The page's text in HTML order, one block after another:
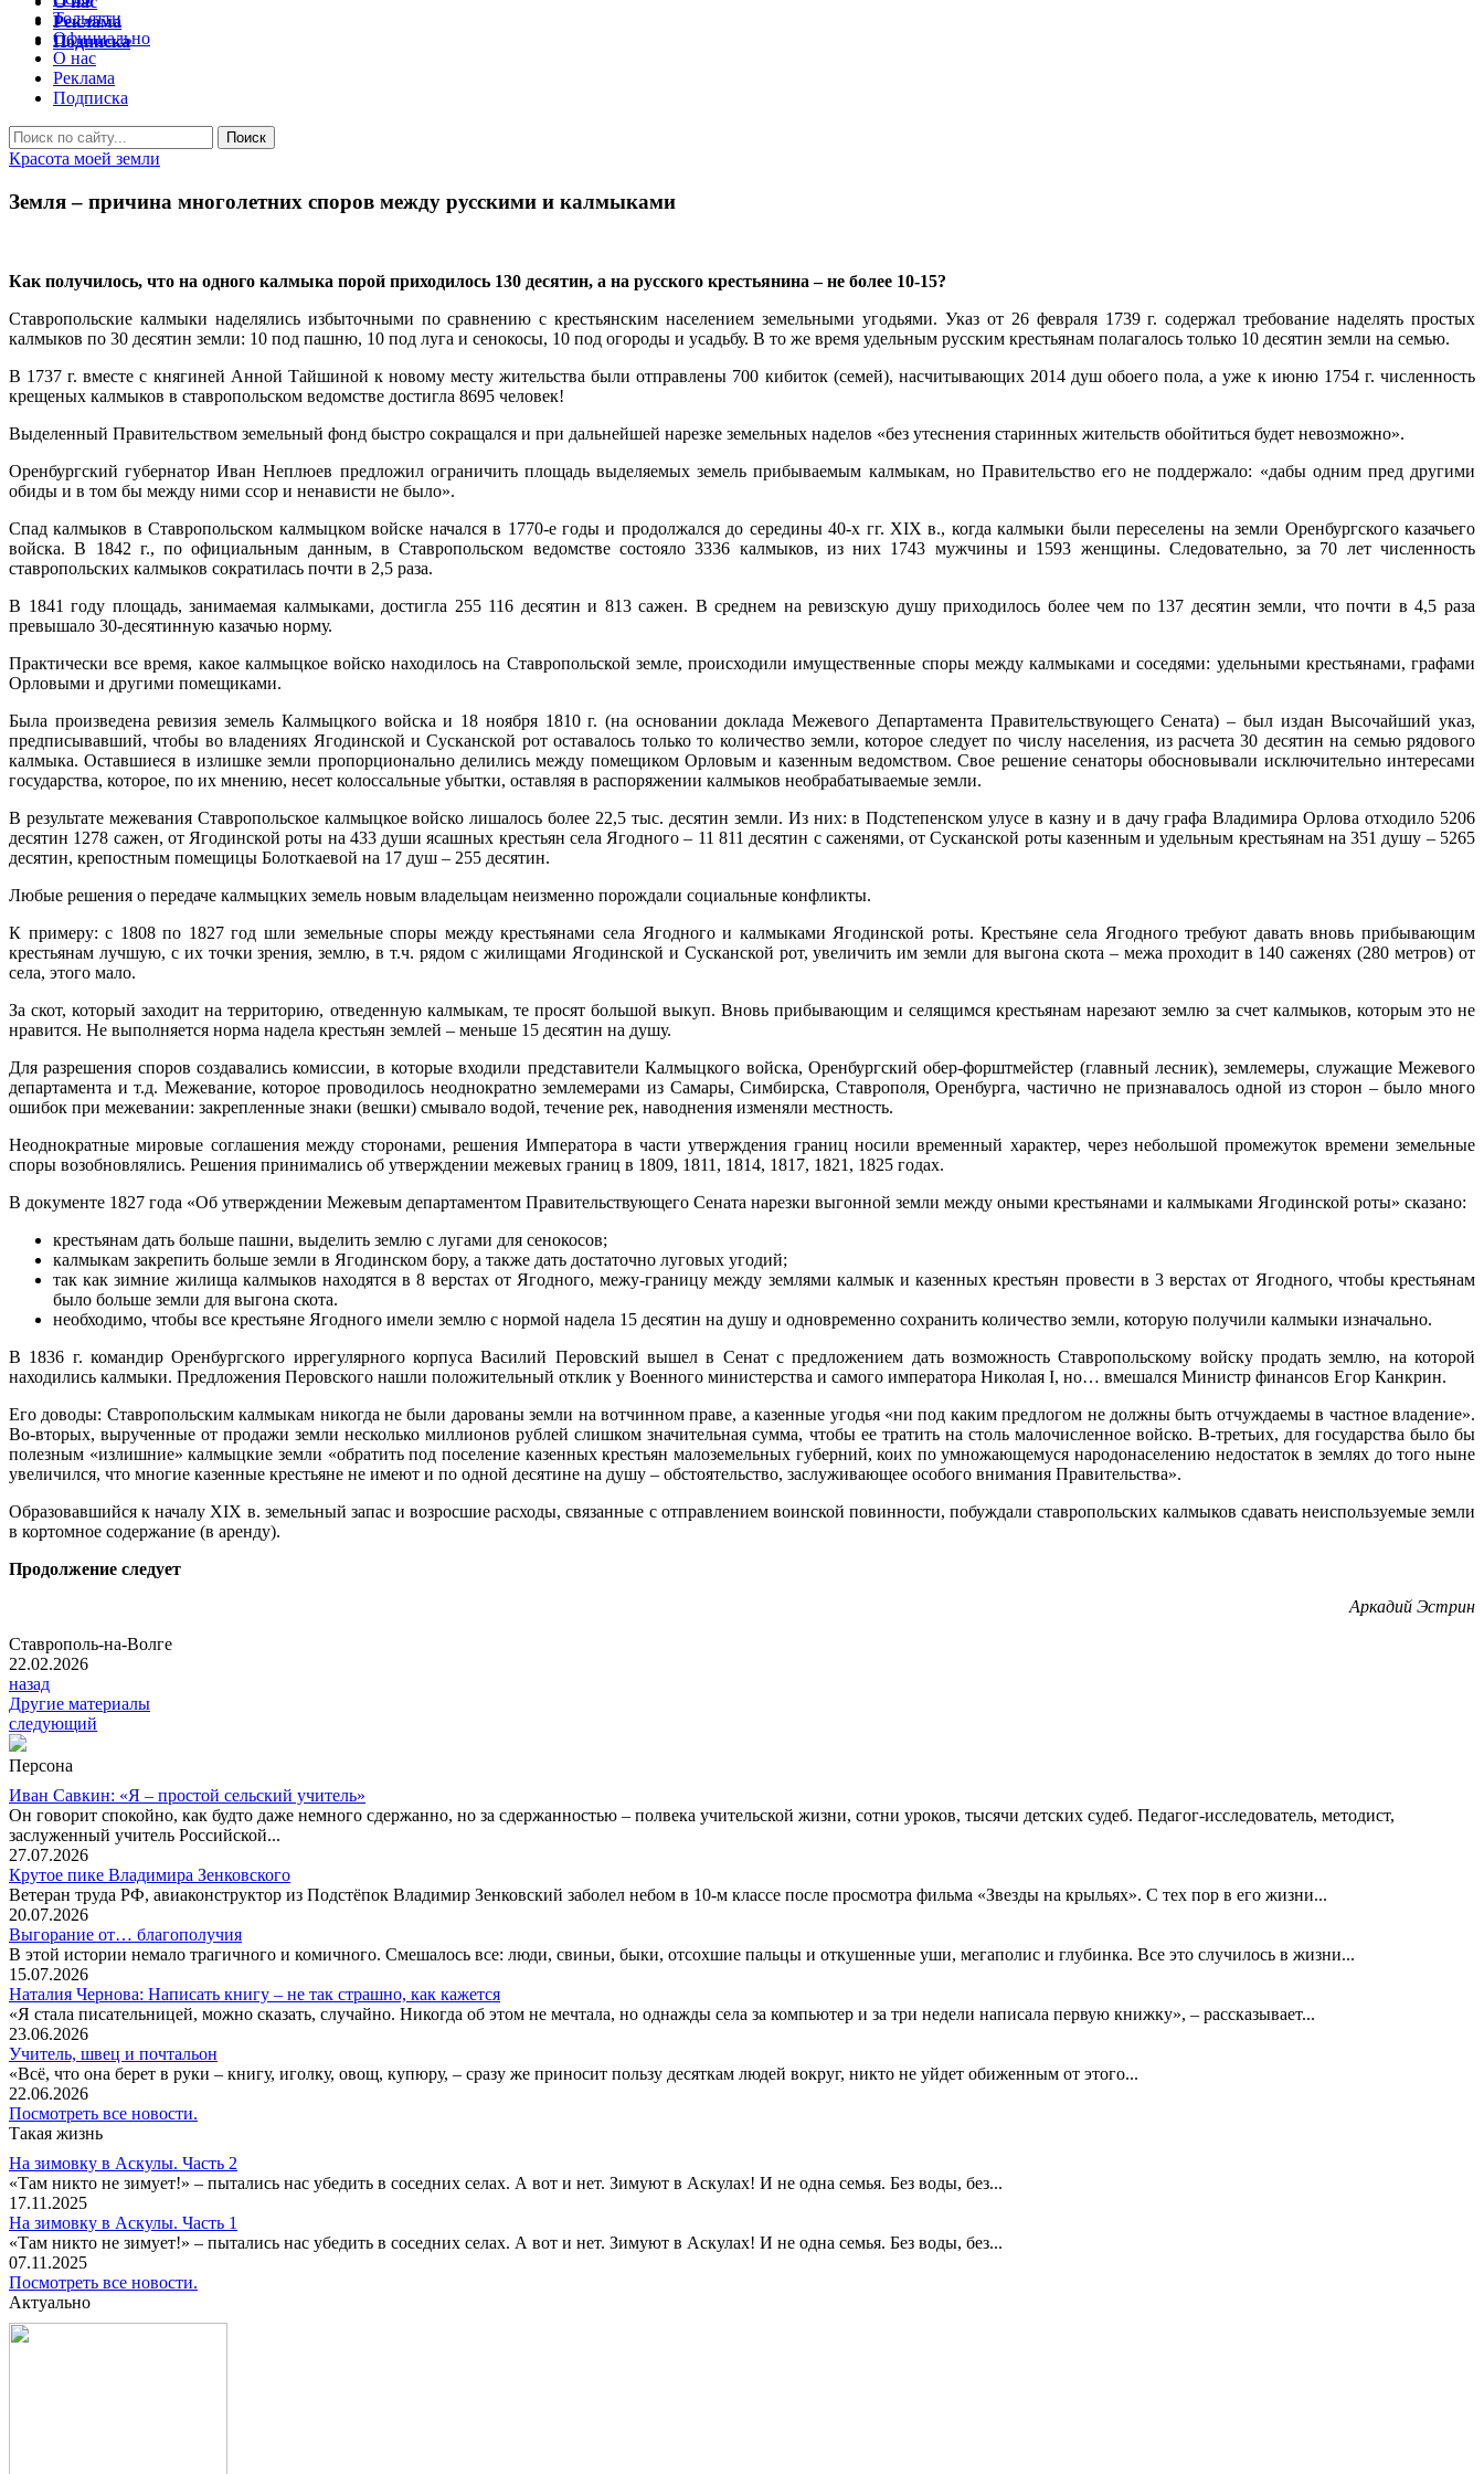
Тольятти
Официально
О нас
Реклама
Подписка
Красота моей земли
Земля – причина многолетних споров между русскими и калмыками
Как получилось, что на одного калмыка порой приходилось 130 десятин, а на русского крестьянина – не более 10-15?
Ставропольские калмыки наделялись избыточными по сравнению с крестьянским населением земельными угодьями. Указ от 26 февраля 1739 г. содержал требование наделять простых
калмыков по 30 десятин земли: 10 под пашню, 10 под луга и сенокосы, 10 под огороды и усадьбу. В то же время удельным русским крестьянам полагалось только 10 десятин земли на семью.
В 1737 г. вместе с княгиней Анной Тайшиной к новому месту жительства были отправлены 700 кибиток (семей), насчитывающих 2014 душ обоего пола, а уже к июню 1754 г. численность
крещеных калмыков в ставропольском ведомстве достигла 8695 человек!
Выделенный Правительством земельный фонд быстро сокращался и при дальнейшей нарезке земельных наделов «без утеснения старинных жительств обойтиться будет невозможно».
Оренбургский губернатор Иван Неплюев предложил ограничить площадь выделяемых земель прибываемым калмыкам, но Правительство его не поддержало: «дабы одним пред другими
обиды и в том бы между ними ссор и ненависти не было».
Спад калмыков в Ставропольском калмыцком войске начался в 1770-е годы и продолжался до середины 40-х гг. XIX в., когда калмыки были переселены на земли Оренбургского казачьего
войска. В 1842 г., по официальным данным, в Ставропольском ведомстве состояло 3336 калмыков, из них 1743 мужчины и 1593 женщины. Следовательно, за 70 лет численность
ставропольских калмыков сократилась почти в 2,5 раза.
В 1841 году площадь, занимаемая калмыками, достигла 255 116 десятин и 813 сажен. В среднем на ревизскую душу приходилось более чем по 137 десятин земли, что почти в 4,5 раза
превышало 30-десятинную казачью норму.
Практически все время, какое калмыцкое войско находилось на Ставропольской земле, происходили имущественные споры между калмыками и соседями: удельными крестьянами, графами
Орловыми и другими помещиками.
Была произведена ревизия земель Калмыцкого войска и 18 ноября 1810 г. (на основании доклада Межевого Департамента Правительствующего Сената) – был издан Высочайший указ,
предписывавший, чтобы во владениях Ягодинской и Сусканской рот оставалось только то количество земли, которое следует по числу населения, из расчета 30 десятин на семью рядового
калмыка. Оставшиеся в излишке земли пропорционально делились между помещиком Орловым и казенным ведомством. Свое решение сенаторы обосновывали исключительно интересами
государства, которое, по их мнению, несет колоссальные убытки, оставляя в распоряжении калмыков необрабатываемые земли.
В результате межевания Ставропольское калмыцкое войско лишалось более 22,5 тыс. десятин земли. Из них: в Подстепенском улусе в казну и в дачу графа Владимира Орлова отходило 5206
десятин 1278 сажен, от Ягодинской роты на 433 души ясашных крестьян села Ягодного – 11 811 десятин с саженями, от Сусканской роты казенным и удельным крестьянам на 351 душу – 5265
десятин, крепостным помещицы Болоткаевой на 17 душ – 255 десятин.
Любые решения о передаче калмыцких земель новым владельцам неизменно порождали социальные конфликты.
К примеру: с 1808 по 1827 год шли земельные споры между крестьянами села Ягодного и калмыками Ягодинской роты. Крестьяне села Ягодного требуют давать вновь прибывающим
крестьянам лучшую, с их точки зрения, землю, в т.ч. рядом с жилищами Ягодинской и Сусканской рот, увеличить им земли для выгона скота – межа проходит в 140 саженях (280 метров) от
села, этого мало.
За скот, который заходит на территорию, отведенную калмыкам, те просят большой выкуп. Вновь прибывающим и селящимся крестьянам нарезают землю за счет калмыков, которым это не
нравится. Не выполняется норма надела крестьян землей – меньше 15 десятин на душу.
Для разрешения споров создавались комиссии, в которые входили представители Калмыцкого войска, Оренбургский обер-форштмейстер (главный лесник), землемеры, служащие Межевого
департамента и т.д. Межевание, которое проводилось неоднократно землемерами из Самары, Симбирска, Ставрополя, Оренбурга, частично не признавалось одной из сторон – было много
ошибок при межевании: закрепленные знаки (вешки) смывало водой, течение рек, наводнения изменяли местность.
Неоднократные мировые соглашения между сторонами, решения Императора в части утверждения границ носили временный характер, через небольшой промежуток времени земельные
споры возобновлялись. Решения принимались об утверждении межевых границ в 1809, 1811, 1814, 1817, 1821, 1825 годах.
В документе 1827 года «Об утверждении Межевым департаментом Правительствующего Сената нарезки выгонной земли между оными крестьянами и калмыками Ягодинской роты» сказано:
крестьянам дать больше пашни, выделить землю с лугами для сенокосов;
калмыкам закрепить больше земли в Ягодинском бору, а также дать достаточно луговых угодий;
так как зимние жилища калмыков находятся в 8 верстах от Ягодного, межу-границу между землями калмык и казенных крестьян провести в 3 верстах от Ягодного, чтобы крестьянам
было больше земли для выгона скота.
необходимо, чтобы все крестьяне Ягодного имели землю с нормой надела 15 десятин на душу и одновременно сохранить количество земли, которую получили калмыки изначально.
В 1836 г. командир Оренбургского иррегулярного корпуса Василий Перовский вышел в Сенат с предложением дать возможность Ставропольскому войску продать землю, на которой
находились калмыки. Предложения Перовского нашли положительный отклик у Военного министерства и самого императора Николая I, но… вмешался Министр финансов Егор Канкрин.
Его доводы: Ставропольским калмыкам никогда не были дарованы земли на вотчинном праве, а казенные угодья «ни под каким предлогом не должны быть отчуждаемы в частное владение».
Во-вторых, вырученные от продажи земли несколько миллионов рублей слишком значительная сумма, чтобы ее тратить на столь малочисленное войско. В-третьих, для государства было бы
полезным «излишние» калмыцкие земли «обратить под поселение казенных крестьян малоземельных губерний, коих по умножающемуся народонаселению недостаток в землях до того ныне
увеличился, что многие казенные крестьяне не имеют и по одной десятине на душу – обстоятельство, заслуживающее особого внимания Правительства».
Образовавшийся к началу XIX в. земельный запас и возросшие расходы, связанные с отправлением воинской повинности, побуждали ставропольских калмыков сдавать неиспользуемые земли
в кортомное содержание (в аренду).
Продолжение следует
Аркадий Эстрин
Ставрополь-на-Волге
22.02.2026
назад
Другие материалы
следующий
Персона
Иван Савкин: «Я – простой сельский учитель»
Он говорит спокойно, как будто даже немного сдержанно, но за сдержанностью – полвека учительской жизни, сотни уроков, тысячи детских судеб. Педагог-исследователь, методист,
заслуженный учитель Российской...
27.07.2026
Крутое пике Владимира Зенковского
Ветеран труда РФ, авиаконструктор из Подстёпок Владимир Зенковский заболел небом в 10-м классе после просмотра фильма «Звезды на крыльях». С тех пор в его жизни...
20.07.2026
Выгорание от… благополучия
В этой истории немало трагичного и комичного. Смешалось все: люди, свиньи, быки, отсохшие пальцы и откушенные уши, мегаполис и глубинка. Все это случилось в жизни...
15.07.2026
Наталия Чернова: Написать книгу – не так страшно, как кажется
«Я стала писательницей, можно сказать, случайно. Никогда об этом не мечтала, но однажды села за компьютер и за три недели написала первую книжку», – рассказывает...
23.06.2026
Учитель, швец и почтальон
«Всё, что она берет в руки – книгу, иголку, овощ, купюру, – сразу же приносит пользу десяткам людей вокруг, никто не уйдет обиженным от этого...
22.06.2026
Посмотреть все новости.
Такая жизнь
На зимовку в Аскулы. Часть 2
«Там никто не зимует!» – пытались нас убедить в соседних селах. А вот и нет. Зимуют в Аскулах! И не одна семья. Без воды, без...
17.11.2025
На зимовку в Аскулы. Часть 1
«Там никто не зимует!» – пытались нас убедить в соседних селах. А вот и нет. Зимуют в Аскулах! И не одна семья. Без воды, без...
07.11.2025
Посмотреть все новости.
Актуально
Реклама
Подписка